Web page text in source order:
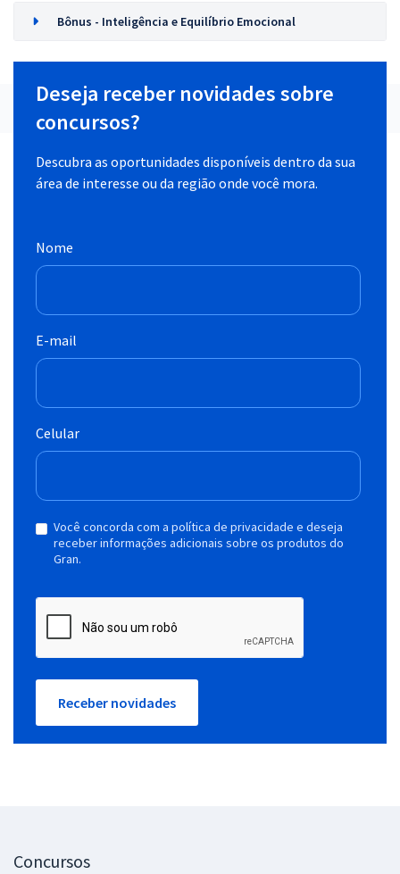
Bônus - Inteligência e Equilíbrio Emocional
Deseja receber novidades sobre
concursos?
Descubra as oportunidades disponíveis dentro da sua
área de interesse ou da região onde você mora.
Nome
E-mail
Celular
Você concorda com a política de privacidade e deseja
receber informações adicionais sobre os produtos do
Gran.
Receber novidades
Concursos